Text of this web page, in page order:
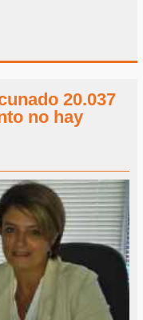
20.037
no hay